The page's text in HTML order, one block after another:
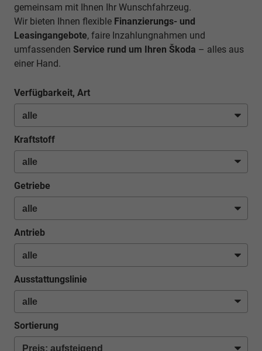
gemeinsam mit Ihnen Ihr Wunschfahrzeug.
Wir bieten Ihnen flexible Finanzierungs- und
Leasingangebote, faire Inzahlungnahmen und
umfassenden Service rund um Ihren Škoda – alles aus
einer Hand.
Verfügbarkeit, Art
Kraftstoff
Getriebe
Antrieb
Ausstattungslinie
Sortierung